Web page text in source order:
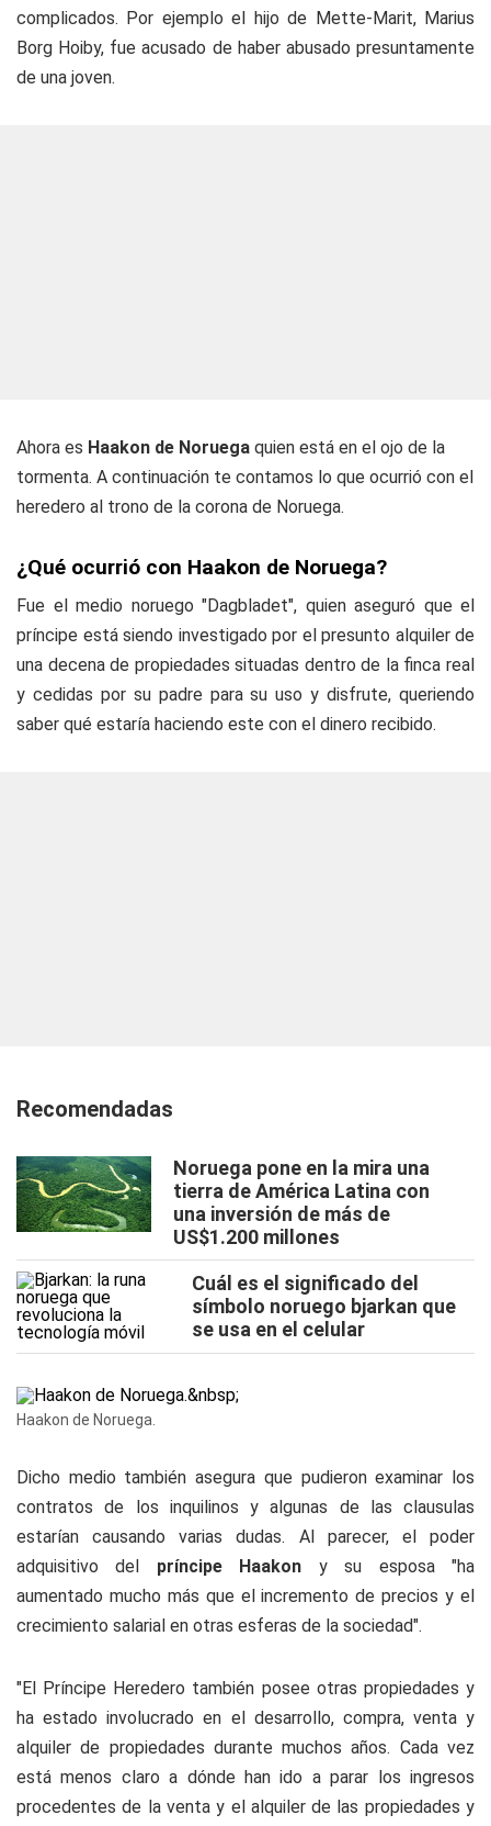
complicados. Por ejemplo el hijo de Mette-Marit, Marius
Borg Hoiby, fue acusado de haber abusado presuntamente
de una joven.
Ahora es Haakon de Noruega quien está en el ojo de la
tormenta. A continuación te contamos lo que ocurrió con el
heredero al trono de la corona de Noruega.
¿Qué ocurrió con Haakon de Noruega?
Fue el medio noruego "Dagbladet", quien aseguró que el
príncipe está siendo investigado por el presunto alquiler de
una decena de propiedades situadas dentro de la finca real
y cedidas por su padre para su uso y disfrute, queriendo
saber qué estaría haciendo este con el dinero recibido.
Recomendadas
Noruega pone en la mira una
tierra de América Latina con
una inversión de más de
US$1.200 millones
Cuál es el significado del
símbolo noruego bjarkan que
se usa en el celular
Haakon de Noruega.
Dicho medio también asegura que pudieron examinar los
contratos de los inquilinos y algunas de las clausulas
estarían causando varias dudas. Al parecer, el poder
adquisitivo del príncipe Haakon y su esposa "ha
aumentado mucho más que el incremento de precios y el
crecimiento salarial en otras esferas de la sociedad".
"El Príncipe Heredero también posee otras propiedades y
ha estado involucrado en el desarrollo, compra, venta y
alquiler de propiedades durante muchos años. Cada vez
está menos claro a dónde han ido a parar los ingresos
procedentes de la venta y el alquiler de las propiedades y